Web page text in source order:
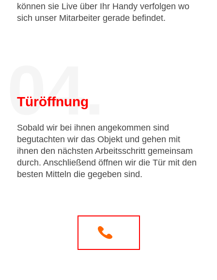
können sie Live über Ihr Handy verfolgen wo
sich unser Mitarbeiter gerade befindet.
04.
Türöffnung
Sobald wir bei ihnen angekommen sind
begutachten wir das Objekt und gehen mit
ihnen den nächsten Arbeitsschritt gemeinsam
durch. Anschließend öffnen wir die Tür mit den
besten Mitteln die gegeben sind.